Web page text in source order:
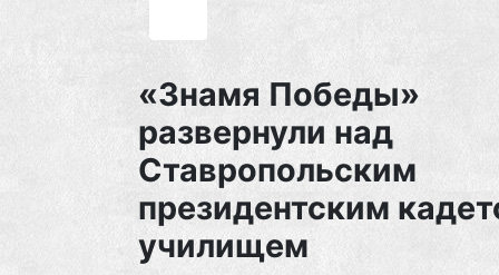
«Знамя Победы»
развернули над
Ставропольским
президентским
училищем